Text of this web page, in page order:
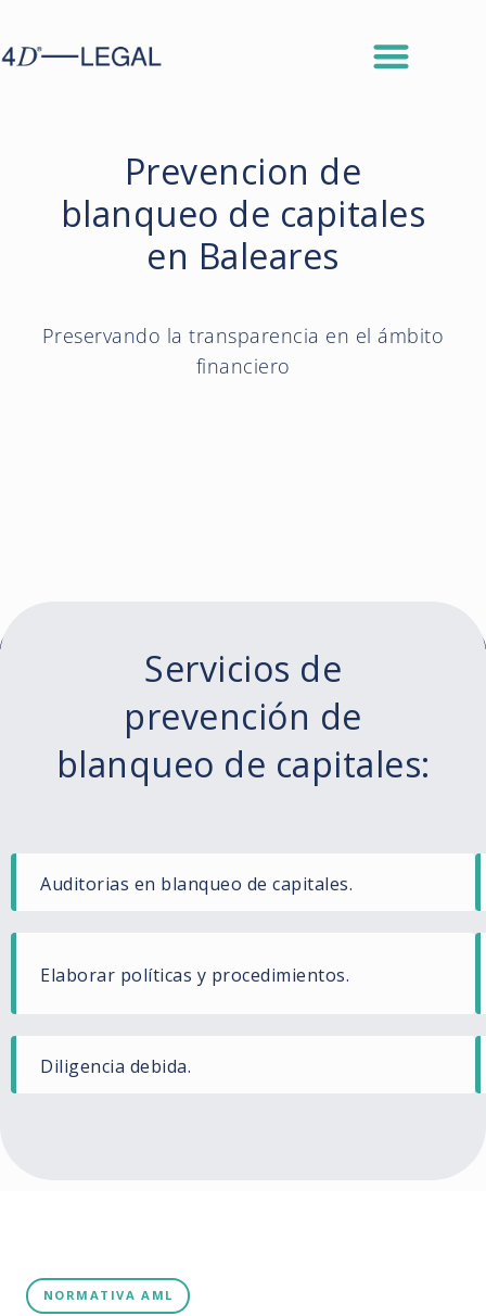
Prevencion de
blanqueo de capitales
en Baleares
Preservando la transparencia en el ámbito
financiero
Servicios de
prevención de
blanqueo de capitales:
Auditorias en blanqueo de capitales.
Elaborar políticas y procedimientos.
Diligencia debida.
NORMATIVA AML